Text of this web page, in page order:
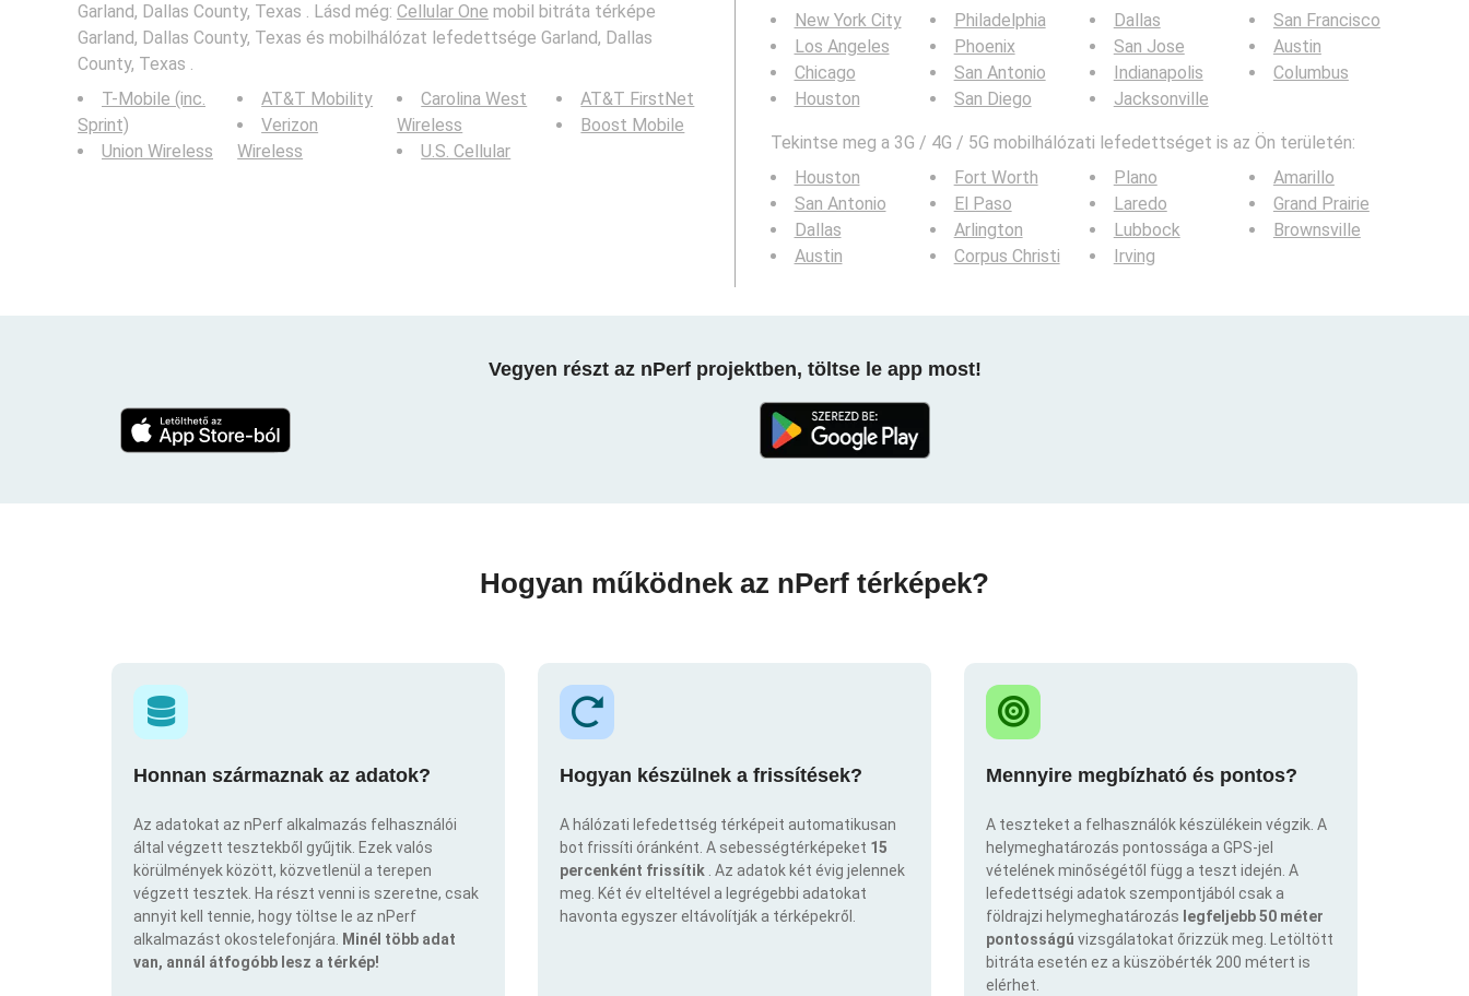
Garland, Dallas County, Texas . Lásd még: Cellular One mobil bitráta térképe
Garland, Dallas County, Texas és mobilhálózat lefedettsége Garland, Dallas
County, Texas .
T-Mobile (inc.
Sprint)
Union Wireless
AT&T Mobility
Verizon
Wireless
Carolina West
Wireless
U.S. Cellular
AT&T FirstNet
Boost Mobile
New York City
Los Angeles
Chicago
Houston
Philadelphia
Phoenix
San Antonio
San Diego
Dallas
San Jose
Indianapolis
Jacksonville
San Francisco
Austin
Columbus
Tekintse meg a 3G / 4G / 5G mobilhálózati lefedettséget is az Ön területén:
Houston
San Antonio
Dallas
Austin
Fort Worth
El Paso
Arlington
Corpus Christi
Plano
Laredo
Lubbock
Irving
Amarillo
Grand Prairie
Brownsville
Vegyen részt az nPerf projektben, töltse le app most!
Hogyan működnek az nPerf térképek?
Honnan származnak az adatok?
Az adatokat az nPerf alkalmazás felhasználói
által végzett tesztekből gyűjtik. Ezek valós
körülmények között, közvetlenül a terepen
végzett tesztek. Ha részt venni is szeretne, csak
annyit kell tennie, hogy töltse le az nPerf
alkalmazást okostelefonjára.
Minél több adat
van, annál átfogóbb lesz a térkép!
Hogyan készülnek a frissítések?
A hálózati lefedettség térképeit automatikusan
bot frissíti óránként. A sebességtérképeket 15
percenként frissítik . Az adatok két évig jelennek
meg. Két év elteltével a legrégebbi adatokat
havonta egyszer eltávolítják a térképekről.
Mennyire megbízható és pontos?
A teszteket a felhasználók készülékein végzik. A
helymeghatározás pontossága a GPS-jel
vételének minőségétől függ a teszt idején. A
lefedettségi adatok szempontjából csak a
földrajzi helymeghatározás legfeljebb 50 méter
pontosságú vizsgálatokat őrizzük meg. Letöltött
bitráta esetén ez a küszöbérték 200 métert is
elérhet.